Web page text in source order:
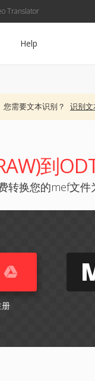
Translator
Help
您需要文本识别？ 识别文
到
转换您的mef文